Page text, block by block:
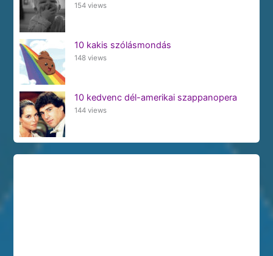
154 views
10 kakis szólásmondás
148 views
10 kedvenc dél-amerikai szappanopera
144 views